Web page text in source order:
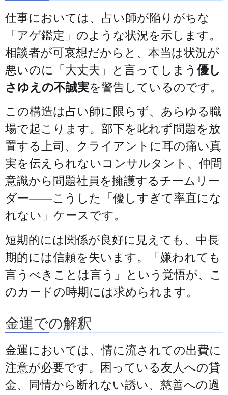
仕事においては、占い師が陥りがちな
「アゲ鑑定」のような状況を示します。
相談者が可哀想だからと、本当は状況が
悪いのに「大丈夫」と言ってしまう優し
さゆえの不誠実を警告しているのです。
この構造は占い師に限らず、あらゆる職
場で起こります。部下を叱れず問題を放
置する上司、クライアントに耳の痛い真
実を伝えられないコンサルタント、仲間
意識から問題社員を擁護するチームリー
ダー——こうした「優しすぎて率直にな
れない」ケースです。
短期的には関係が良好に見えても、中長
期的には信頼を失います。「嫌われても
言うべきことは言う」という覚悟が、こ
のカードの時期には求められます。
金運での解釈
金運においては、情に流されての出費に
注意が必要です。困っている友人への貸
金、同情から断れない誘い、慈善への過